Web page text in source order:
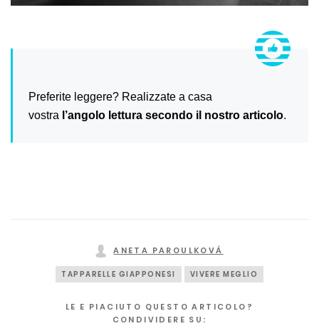
Preferite leggere? Realizzate a casa
vostra l’angolo lettura secondo il nostro articolo.
ANETA PAROULKOVÁ
TAPPARELLE GIAPPONESI VIVERE MEGLIO
LE E PIACIUTO QUESTO ARTICOLO?
CONDIVIDERE SU: